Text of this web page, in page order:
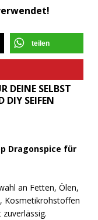
teilen
DEINE SELBST
DIY SEIFEN
Dragonspice für
an Fetten, Ölen,
Kosmetikrohstoffen